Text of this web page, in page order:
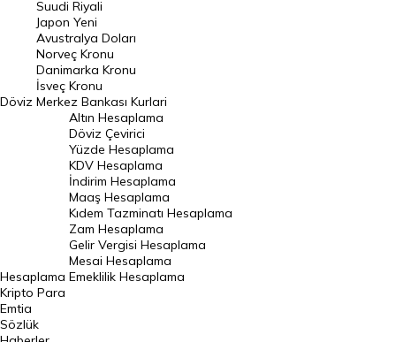
Avustralya Doları
Danimarka Kronu Kuru
Kanada Doları Kuru
Norveç Kronu Kuru
İsveç Kronu Kuru
Japon Yeni Kuru
Serbest Piyasa Döviz Kurları
Merkez Bankası Döviz Kurları
Altın Fiyatları
Gram Altın Fiyatı
Çeyrek Altın Fiyatı
Döviz
Suudi Riyali
Japon Yeni
Avustralya Doları
Norveç Kronu
Danimarka Kronu
İsveç Kronu
Merkez Bankası Kurlari
Hesaplama
Altın Hesaplama
Döviz Çevirici
Yüzde Hesaplama
KDV Hesaplama
İndirim Hesaplama
Maaş Hesaplama
Kıdem Tazminatı Hesaplama
Zam Hesaplama
Gelir Vergisi Hesaplama
Mesai Hesaplama
Emeklilik Hesaplama
Kripto Para
Emtia
Sözlük